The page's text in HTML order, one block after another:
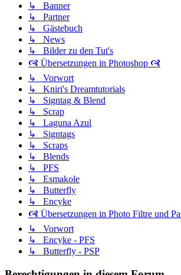
↳ Banner
↳ Partner
↳ Gästebuch
↳ News
↳ Bilder zu den Tut's
🙧 Übersetzungen in Photoshop 🙧
↳ Vorwort
↳ Kniri's Dreamtutorials
↳ Signtag & Blend
↳ Scrap
↳ Laguna Azul
↳ Signtags
↳ Scraps
↳ Blends
↳ PFS
↳ Esmakole
↳ Butterfly
↳ Encyke
🙧 Übersetzungen in Photo Filtre und
↳ Vorwort
↳ Encyke - PFS
↳ Butterfly - PSP